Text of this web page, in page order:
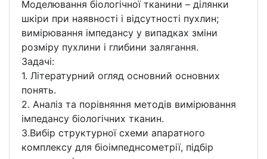
Моделювання біологічної тканини – ділянки
шкіри при наявності і відсутності пухлин;
вимірювання імпедансу у випадках зміни
розміру пухлини і глибини залягання.
Задачі:
1. Літературний огляд основний основних
понять.
2. Аналіз та порівняння методів вимірювання
імпедансу біологічних тканин.
3.Вибір структурної схеми апаратного
комплексу для біоімпеднсометрії, підбір